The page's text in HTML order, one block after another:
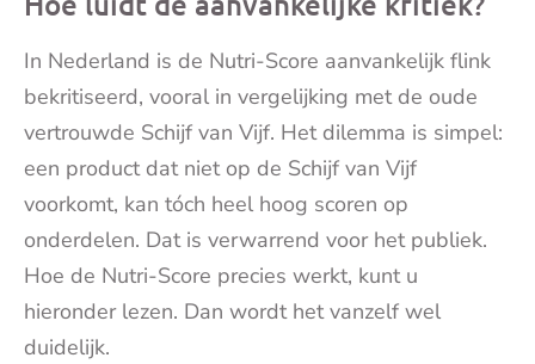
In Nederland is de Nutri-Score aanvankelijk flink
bekritiseerd, vooral in vergelijking met de oude
vertrouwde Schijf van Vijf. Het dilemma is simpel:
een product dat niet op de Schijf van Vijf
voorkomt, kan tóch heel hoog scoren op
onderdelen. Dat is verwarrend voor het publiek.
Hoe de Nutri-Score precies werkt, kunt u
hieronder lezen. Dan wordt het vanzelf wel
duidelijk.